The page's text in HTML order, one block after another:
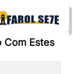
Estes